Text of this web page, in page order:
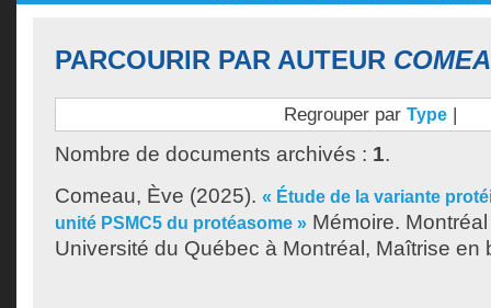
PARCOURIR PAR AUTEUR
Regrouper par Type |
Nombre de documents archivés : 1.
Comeau, Ève (2025). « Étude de la variante
unité PSMC5 du protéasome » Mémoire.
Université du Québec à Montréal, Maîtrise en